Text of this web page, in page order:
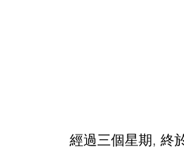
經過三個星期, 終